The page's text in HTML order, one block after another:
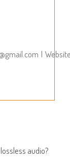
|
audio?